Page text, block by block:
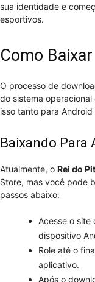
sua identidade e
esportivos.
Como
O processo de
do sistema
isso tanto para
Baixando Para
Atualmente, o Rei do
Store, mas você pode
passos abaixo:
Acesse o site
dispositivo
Role até o
aplicativo.
Após o